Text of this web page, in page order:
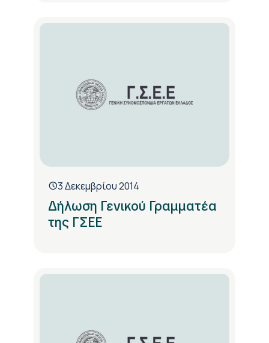
3 Δεκεμβρίου 2014
Δήλωση Γενικού Γραμματέα
της ΓΣΕΕ